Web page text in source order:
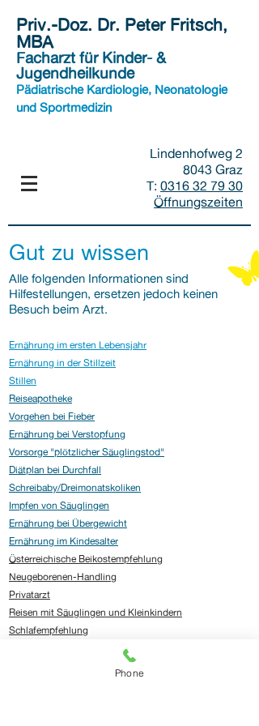
Priv.-Doz. Dr. Peter Fritsch,
MBA
Facharzt für Kinder- &
Jugendheilkunde
Pädiatrische Kardiologie, Neonatologie
und Sportmedizin
Lindenhofweg 2
8043 Graz
T: 0316 32 79 30
Öffnungszeiten
Alle folgenden Informationen sind
Hilfestellungen, ersetzen jedoch keinen
Besuch beim Arzt.
Gut zu wissen
Ernährung im ersten Lebensjahr
Ernährung in der Stillzeit
Stillen
Reiseapotheke
Vorgehen bei Fieber
Ernährung bei Verstopfung
Vorsorge "plötzlicher Säuglingstod"
Diätplan bei Durchfall
Schreibaby/Dreimonatskoliken
Impfen von Säuglingen
Ernährung bei Übergewicht
Ernährung im Kindesalter
Österreichische Beikostempfehlung
Neugeborenen-Handling
Privatarzt
Reisen mit Säuglingen und Kleinkindern
Schlafempfehlung
Phone